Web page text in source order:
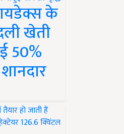
के
खेती
50%